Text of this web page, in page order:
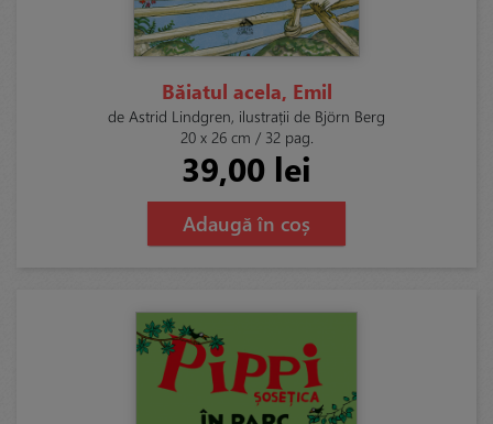
Băiatul acela, Emil
de Astrid Lindgren, ilustrații de Björn Berg
20 x 26 cm / 32 pag.
39,00 lei
Adaugă în coș